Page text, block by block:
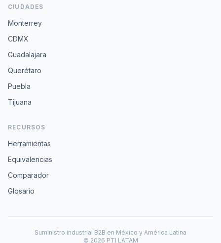
CIUDADES
Monterrey
CDMX
Guadalajara
Querétaro
Puebla
Tijuana
RECURSOS
Herramientas
Equivalencias
Comparador
Glosario
Suministro industrial B2B en México y América Latina
© 2026 PTI LATAM